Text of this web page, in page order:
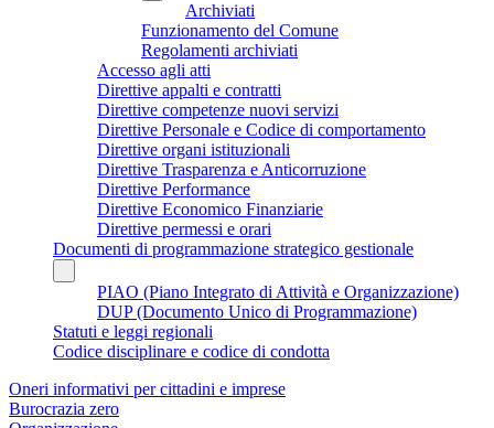
Archiviati
Funzionamento del Comune
Regolamenti archiviati
Accesso agli atti
Direttive appalti e contratti
Direttive competenze nuovi servizi
Direttive Personale e Codice di comportamento
Direttive organi istituzionali
Direttive Trasparenza e Anticorruzione
Direttive Performance
Direttive Economico Finanziarie
Direttive permessi e orari
Documenti di programmazione strategico gestionale
PIAO (Piano Integrato di Attività e Organizzazione)
DUP (Documento Unico di Programmazione)
Statuti e leggi regionali
Codice disciplinare e codice di condotta
Oneri informativi per cittadini e imprese
Burocrazia zero